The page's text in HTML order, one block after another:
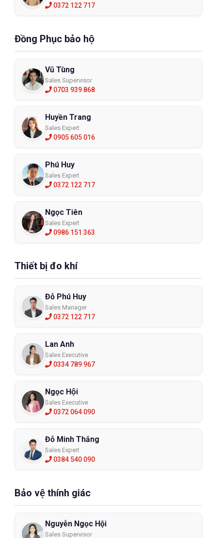
0372 122 717
Đồng Phục bảo hộ
Vũ Tùng
Sales Supervisor
0703 939 868
Huyền Trang
Sales Expert
0905 605 016
Phú Huy
Sales Expert
0372 122 717
Ngọc Tiên
Sales Expert
0986 151 363
Thiết bị đo khí
Đỗ Phú Huy
Sales Manager
0372 122 717
Lan Anh
Sales Executive
0334 789 967
Ngọc Hội
Sales Executive
0372 064 090
Đỗ Minh Thắng
Sales Expert
0384 540 090
Bảo vệ thính giác
Nguyễn Ngọc Hội
Sales Supervisor